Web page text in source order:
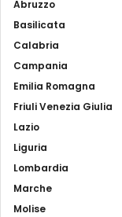
Abruzzo
Basilicata
Calabria
Campania
Emilia Romagna
Friuli Venezia Giulia
Lazio
Liguria
Lombardia
Marche
Molise